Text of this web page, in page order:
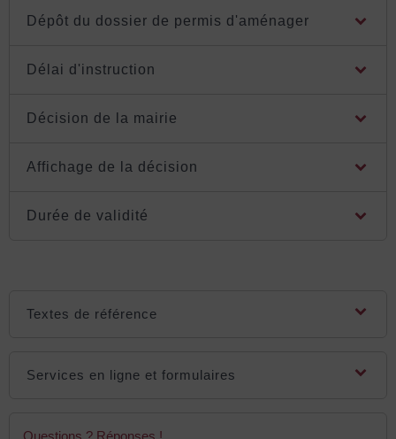
Dépôt du dossier de permis d'aménager
Délai d'instruction
Décision de la mairie
Affichage de la décision
Durée de validité
Textes de référence
Services en ligne et formulaires
Questions ? Réponses !